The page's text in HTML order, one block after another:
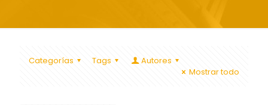
Categorías Tags
Autores
Mostrar todo